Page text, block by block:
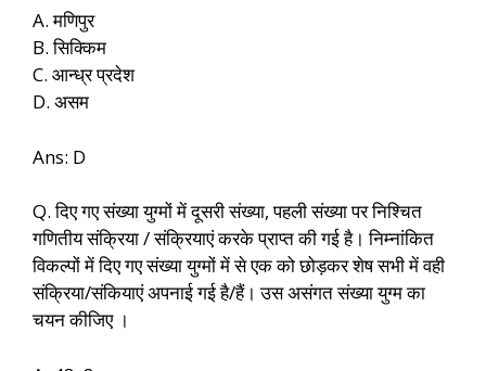
A. मणिपुर
B. सिक्किम
C. आन्ध्र प्रदेश
D. असम
Ans: D
Q. दिए गए संख्या युग्मों में दूसरी संख्या, पहली संख्या पर निश्चित
गणितीय संक्रिया / संक्रियाएं करके प्राप्त की गई है। निम्नांकित
विकल्पों में दिए गए संख्या युग्मों में से एक को छोड़कर शेष सभी में वही
संक्रिया/संकियाएं अपनाई गई है/हैं। उस असंगत संख्या युग्म का
चयन कीजिए ।